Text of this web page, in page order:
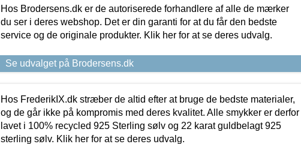
Hos Brodersens.dk er de autoriserede forhandlere af alle de mærker
du ser i deres webshop. Det er din garanti for at du får den bedste
service og de originale produkter. Klik her for at se deres udvalg.
Se udvalget på Brodersens.dk
Hos FrederikIX.dk stræber de altid efter at bruge de bedste materialer,
og de går ikke på kompromis med deres kvalitet. Alle smykker er derfor
lavet i 100% recycled 925 Sterling sølv og 22 karat guldbelagt 925
sterling sølv. Klik her for at se deres udvalg.